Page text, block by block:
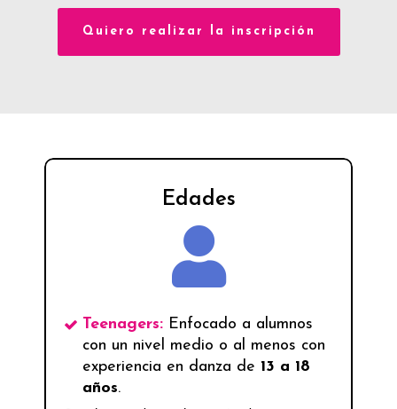
Quiero realizar la inscripción
Edades
Teenagers: Enfocado a alumnos
con un nivel medio o al menos con
experiencia en danza de 13 a 18
años.